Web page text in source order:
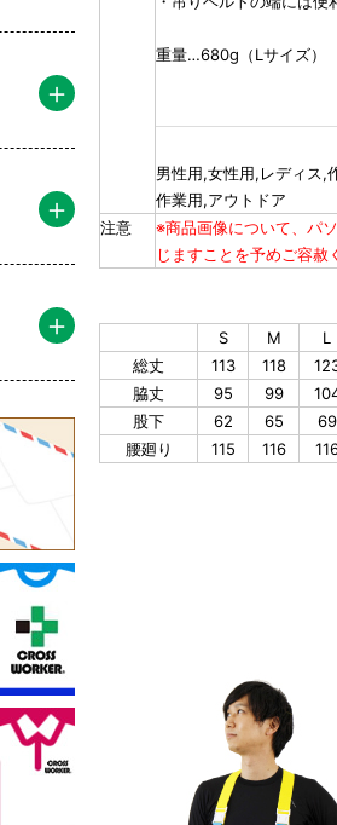
重量…680g（Lサイズ）
男性用,女性用,レディス,
作業用,アウトドア
注意
※商品画像について、パ
じますことを予めご容赦
S
M L
総丈
113 118
脇丈
95 99
股下
62 65 69
腰廻り
115 116